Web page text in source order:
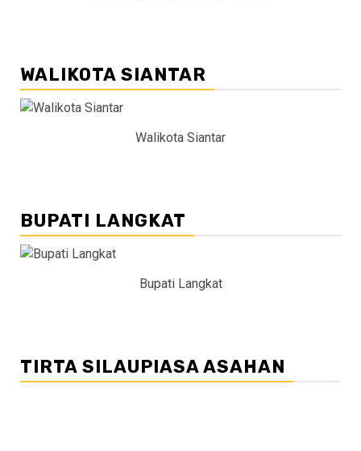
WALIKOTA SIANTAR
Walikota Siantar
BUPATI LANGKAT
Bupati Langkat
TIRTA SILAUPIASA ASAHAN